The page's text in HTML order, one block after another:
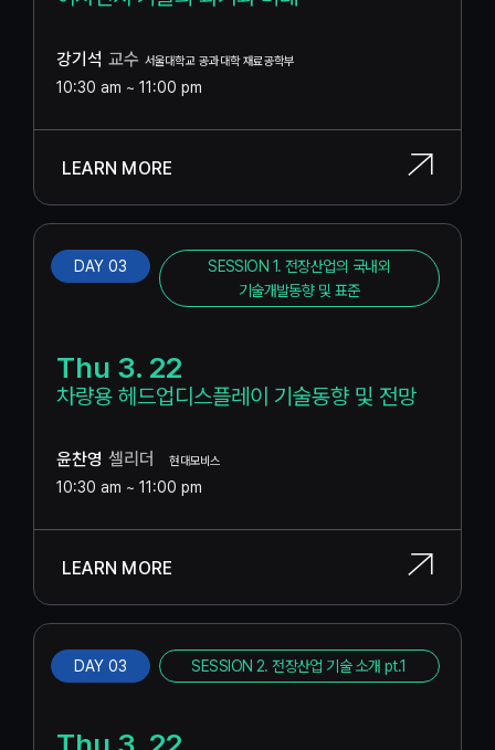
강기석 교수 서울대학교 공과대학 재료공학부
10:30 am ~ 11:00 pm
LEARN MORE
DAY 03
SESSION 1. 전장산업의 국내외
기술개발동향 및 표준
Thu 3. 22
차량용 헤드업디스플레이 기술동향 및 전망
윤찬영 셀리더 현대모비스
10:30 am ~ 11:00 pm
LEARN MORE
DAY 03 SESSION 2. 전장산업 기술 소개 pt.1